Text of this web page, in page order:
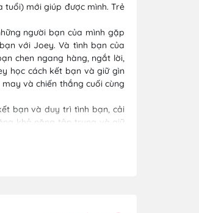
tuổi) mới giúp được mình. Trẻ
người bạn của mình gặp
với Joey. Và tình bạn của
chen ngang hàng, ngắt lời,
học cách kết bạn và giữ gìn
và chiến thắng cuối cùng
bạn và duy trì tình bạn, cải
khả năng tập trung và giữ